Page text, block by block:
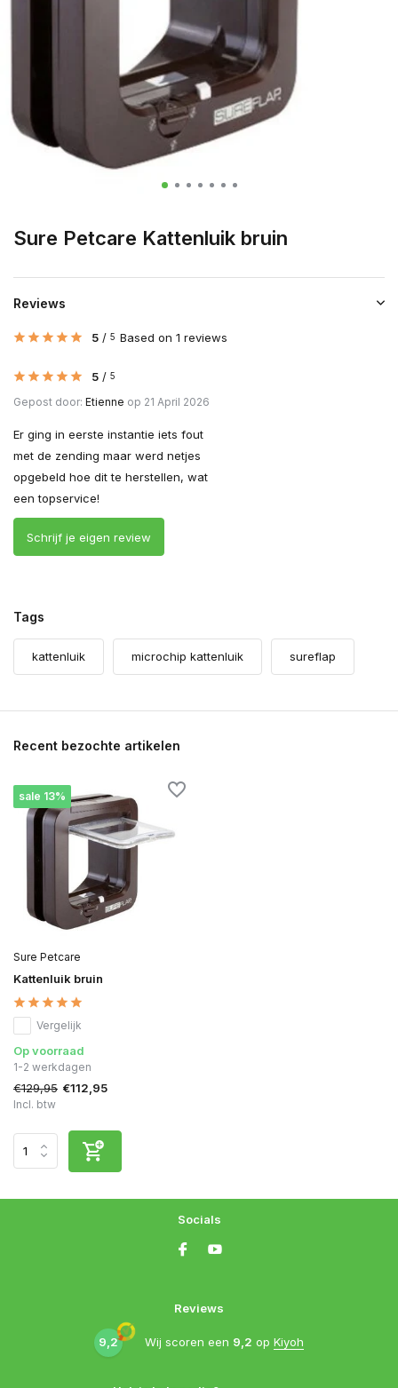
Sure Petcare Kattenluik bruin
Reviews
5 / 5 Based on 1 reviews
5 / 5
Gepost door: Etienne op 21 April 2026
Er ging in eerste instantie iets fout
met de zending maar werd netjes
opgebeld hoe dit te herstellen, wat
een topservice!
Schrijf je eigen review
Tags
kattenluik microchip kattenluik sureflap
Recent bezochte artikelen
sale 13%
Sure Petcare
Kattenluik bruin
Vergelijk
Op voorraad
1-2 werkdagen
€129,95 €112,95
Incl. btw
Reviews
9,2 Wij scoren een 9,2 op Kiyoh
Socials